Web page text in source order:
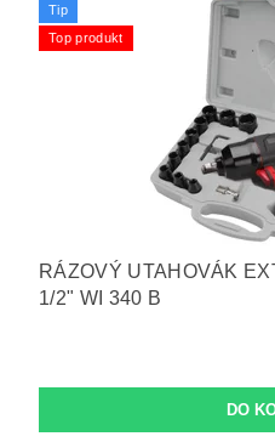
Tip
Top produkt
RÁZOVÝ UTAHOVÁK
1/2" WI 340 B